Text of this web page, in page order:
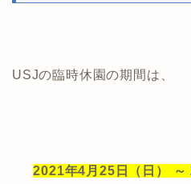
USJの臨時休園の期間は、
2021年4月25日（日） ～